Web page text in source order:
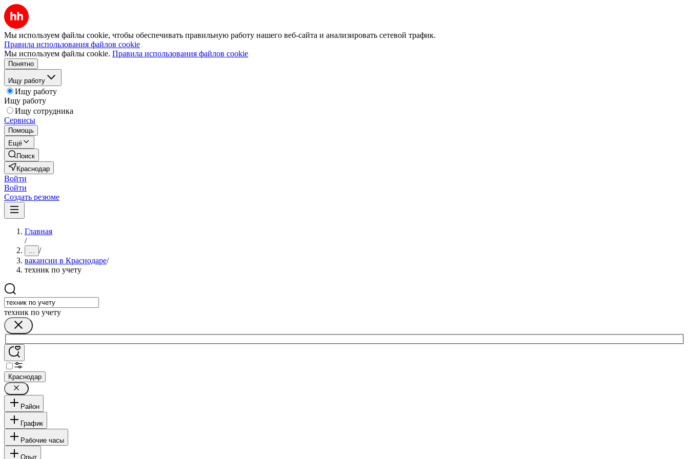
Мы используем файлы cookie, чтобы обеспечивать правильную работу нашего веб-сайта и анализировать сетевой трафик.
Правила использования файлов cookie
Мы используем файлы cookie. Правила использования файлов cookie
Понятно
Ищу работу
Ищу работу
Ищу работу
Ищу сотрудника
Сервисы
Помощь
Ещё
Поиск
Краснодар
Войти
Войти
Создать резюме
Главная
/
... /
вакансии в Краснодаре/
техник по учету
техник по учету
Краснодар
Район
График
Рабочие часы
Опыт